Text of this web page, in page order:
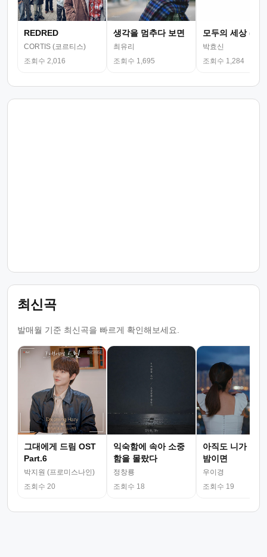
REDRED
CORTIS (코르티스)
조회수 2,016
생각을 멈추다 보면
최유리
조회수 1,695
모두의 세상 (뮤
박효신
조회수 1,284
최신곡
발매월 기준 최신곡을 빠르게 확인해보세요.
그대에게 드림 OST
Part.6
박지원 (프로미스나인)
조회수 20
익숙함에 속아 소중
함을 몰랐다
정창룡
조회수 18
아직도 니가 그
밤이면
우이경
조회수 19